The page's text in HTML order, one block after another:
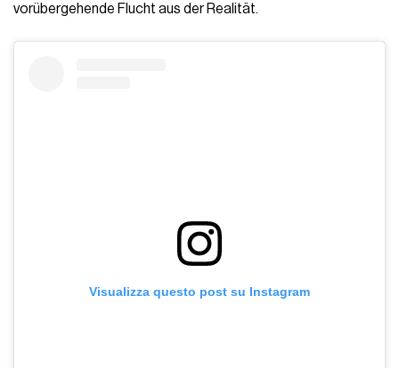
vorübergehende Flucht aus der Realität.
Visualizza questo post su Instagram